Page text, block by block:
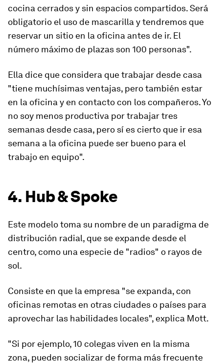
cocina cerrados y sin espacios compartidos. Será
obligatorio el uso de mascarilla y tendremos que
reservar un sitio en la oficina antes de ir. El
número máximo de plazas son 100 personas".
Ella dice que considera que trabajar desde casa
"tiene muchísimas ventajas, pero también estar
en la oficina y en contacto con los compañeros. Yo
no soy menos productiva por trabajar tres
semanas desde casa, pero sí es cierto que ir esa
semana a la oficina puede ser bueno para el
trabajo en equipo".
4. Hub & Spoke
Este modelo toma su nombre de un paradigma de
distribución radial, que se expande desde el
centro, como una especie de "radios" o rayos de
sol.
Consiste en que la empresa "se expanda, con
oficinas remotas en otras ciudades o países para
aprovechar las habilidades locales", explica Mott.
"Si por ejemplo, 10 colegas viven en la misma
zona, pueden socializar de forma más frecuente